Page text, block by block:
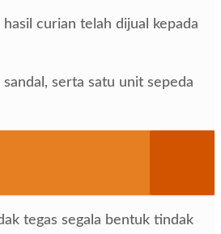
curian telah dijual kepada
serta satu unit sepeda
tegas segala bentuk tindak